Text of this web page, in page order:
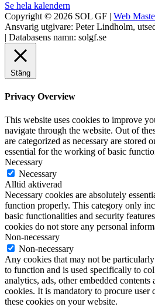
Se hela kalendern
Copyright © 2026 SOL GF | Web
Ansvarig utgivare: Peter Lindholm,
| Databasens namn: solgf.se
Stäng
Privacy Overview
This website uses cookies to improve
navigate through the website. Out of
are categorized as necessary are stored
essential for the working of basic
Necessary
Necessary
Alltid aktiverad
Necessary cookies are absolutely
function properly. This category only
basic functionalities and security
cookies do not store any personal
Non-necessary
Non-necessary
Any cookies that may not be
to function and is used specifically to
analytics, ads, other embedded contents
cookies. It is mandatory to procure user
these cookies on your website.